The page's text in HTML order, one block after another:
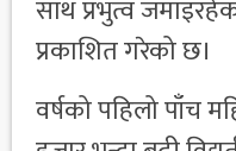
साथ प्रभुत्व
प्रकाशित गरेको छ।
वर्षको पहिलो पाँच